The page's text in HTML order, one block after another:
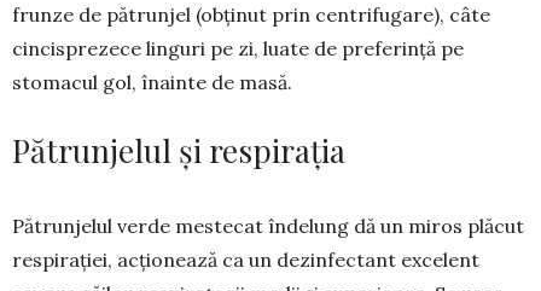
frunze de pătrunjel (obținut prin centri­fu­gare), câte
cincisprezece linguri pe zi, luate de pre­fe­rință pe
stomacul gol, înainte de masă.
Pătrunjelul și respirația
Pătrunjelul verde mestecat îndelung dă un miros plăcut
res­pirației, acționează ca un dezin­fec­tant exce­lent